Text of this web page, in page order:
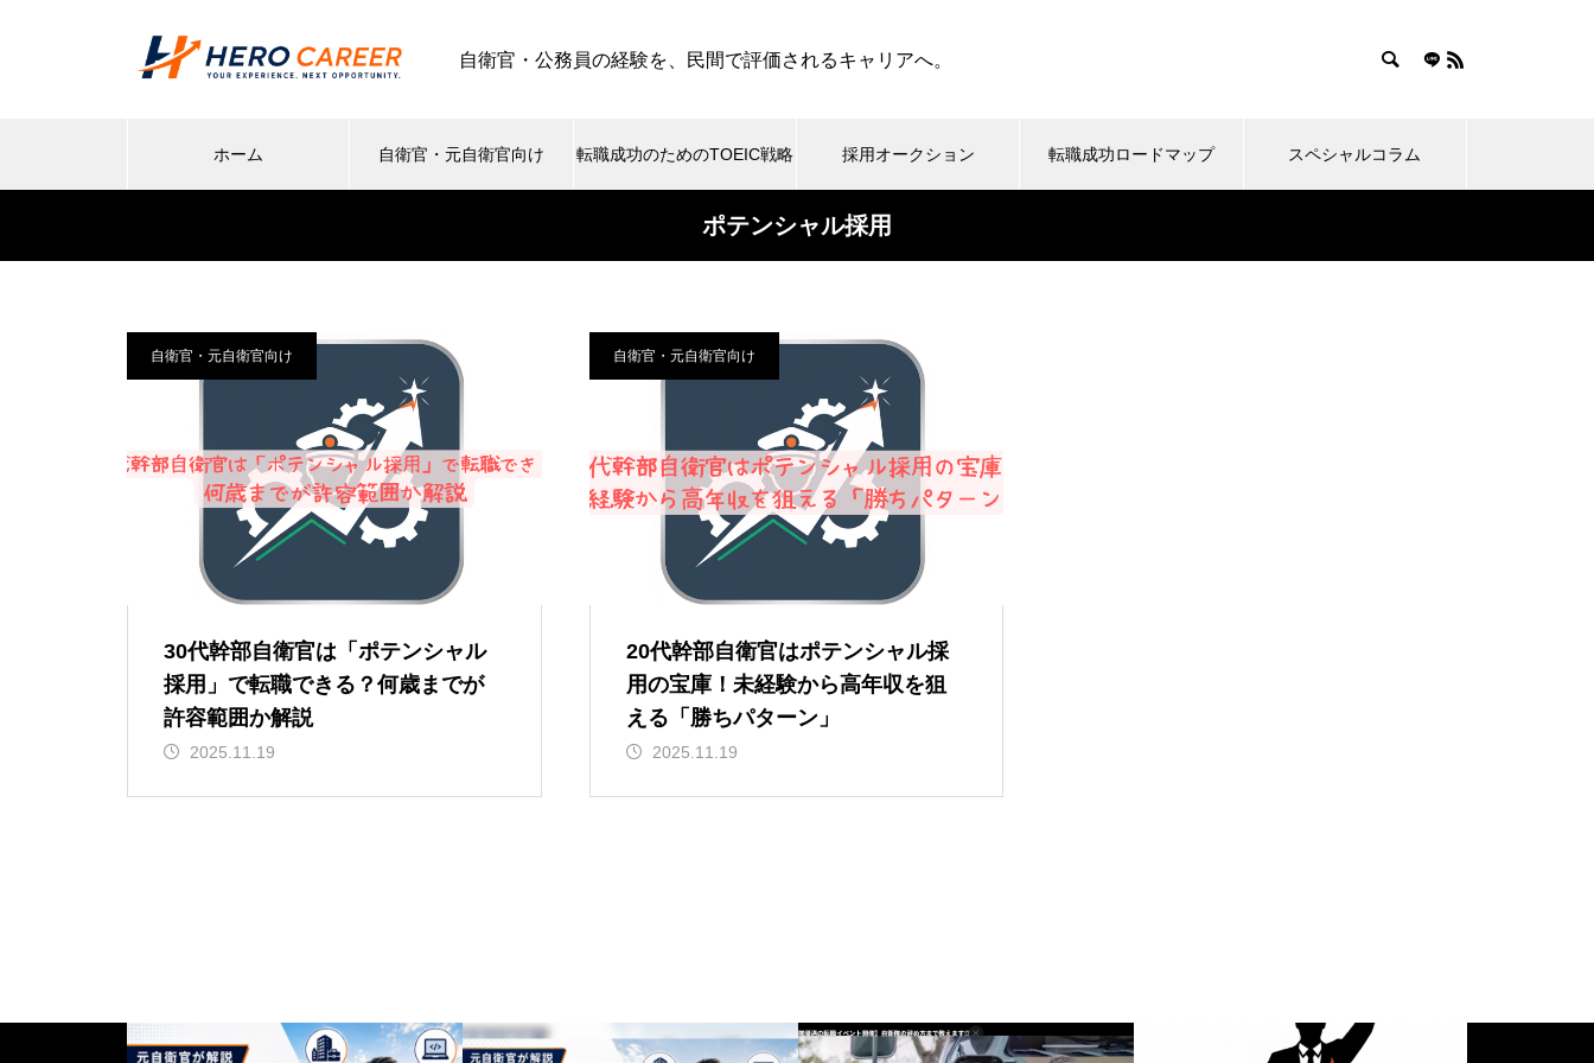
自衛官・公務員の経験を、民間で評価されるキャリアへ。
ホーム 自衛官・元自衛官向け 転職成功のためのTOEIC戦略 採用オークション 転職成功ロードマップ スペシャルコラム
ポテンシャル採用
自衛官・元自衛官向け
30代幹部自衛官は「ポテンシャル
採用」で転職できる？何歳までが
許容範囲か解説
2025.11.19
自衛官・元自衛官向け
20代幹部自衛官はポテンシャル採
用の宝庫！未経験から高年収を狙
える「勝ちパターン」
2025.11.19